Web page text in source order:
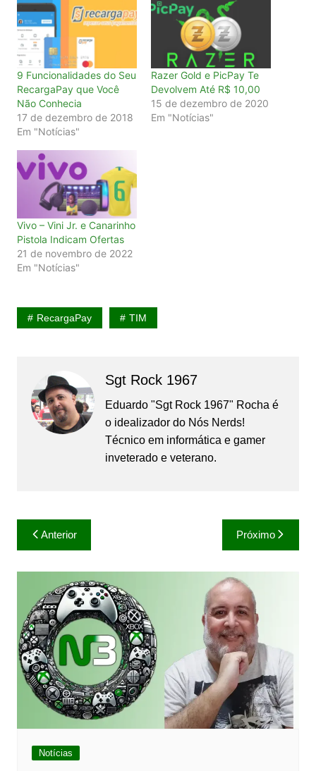
9 Funcionalidades do Seu
RecargaPay que Você
Não Conhecia
17 de dezembro de 2018
Em "Notícias"
Razer Gold e PicPay Te
Devolvem Até R$ 10,00
15 de dezembro de 2020
Em "Notícias"
Vivo – Vini Jr. e Canarinho
Pistola Indicam Ofertas
21 de novembro de 2022
Em "Notícias"
RecargaPay TIM
Sgt Rock 1967
Eduardo "Sgt Rock 1967" Rocha é
o idealizador do Nós Nerds!
Técnico em informática e gamer
inveterado e veterano.
Navegação
de
Post
Anterior Próximo
Notícias